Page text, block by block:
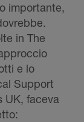
importante,
in The
e lo
Support
UK, faceva